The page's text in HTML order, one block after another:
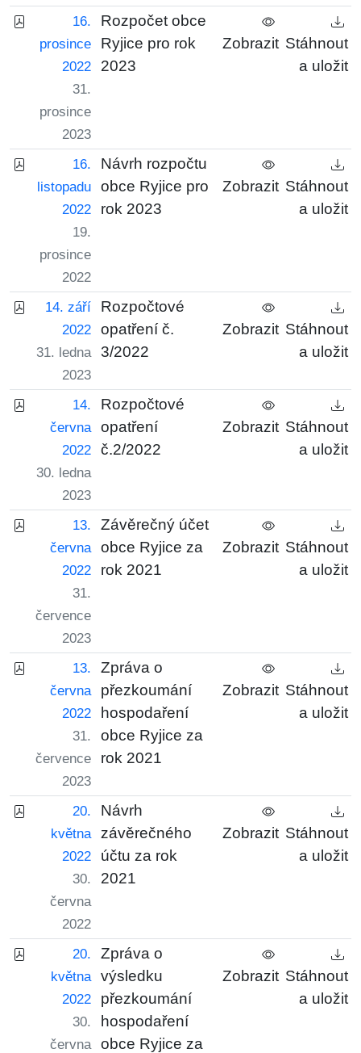
16.
prosince
2022
31.
prosince
2023
Rozpočet obce
Ryjice pro rok
2023
Zobrazit Stáhnout
a uložit
16.
listopadu
2022
19.
prosince
2022
Návrh rozpočtu
obce Ryjice pro
rok 2023
Zobrazit Stáhnout
a uložit
14. září
2022
31. ledna
2023
Rozpočtové
opatření č.
3/2022
Zobrazit Stáhnout
a uložit
14.
června
2022
30. ledna
2023
Rozpočtové
opatření
č.2/2022
Zobrazit Stáhnout
a uložit
13.
června
2022
31.
července
2023
Závěrečný účet
obce Ryjice za
rok 2021
Zobrazit Stáhnout
a uložit
13.
června
2022
31.
července
2023
Zpráva o
přezkoumání
hospodaření
obce Ryjice za
rok 2021
Zobrazit Stáhnout
a uložit
20.
května
2022
30.
června
2022
Návrh
závěrečného
účtu za rok
2021
Zobrazit Stáhnout
a uložit
20.
května
2022
30.
června
Zpráva o
výsledku
přezkoumání
hospodaření
obce Ryjice za
Zobrazit Stáhnout
a uložit